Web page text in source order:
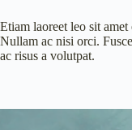
Etiam laoreet leo sit
Nullam ac nisi orci.
ac risus a volutpat.